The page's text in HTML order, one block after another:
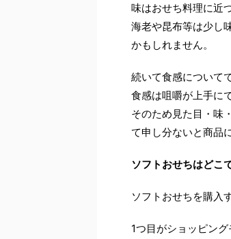
味はおせち料理に近
海老や昆布等は少し
かもしれません。
続いて食感についてで
食感は咀嚼が上手に
そのため見た目・味
て申し分ないと商品
ソフトおせちはどこ
ソフトおせちを購入
1つ目がショッピング